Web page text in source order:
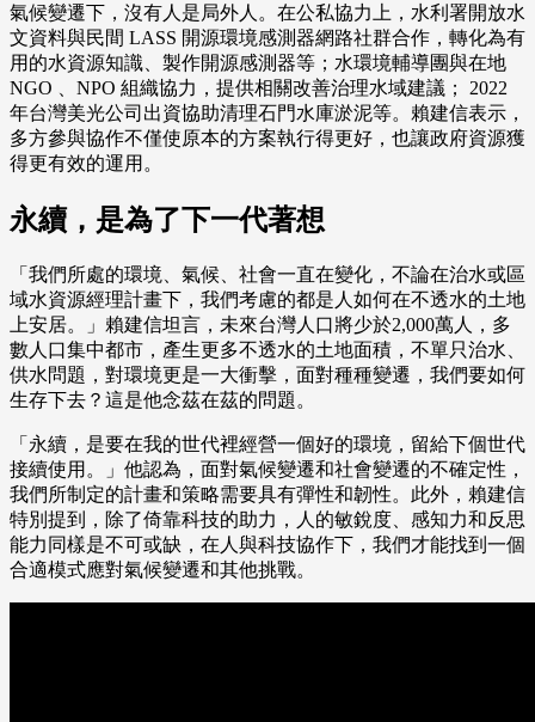
氣候變遷下，沒有人是局外人。在公私協力上，水利署開放水
文資料與民間 LASS 開源環境感測器網路社群合作，轉化為有
用的水資源知識、製作開源感測器等；水環境輔導團與在地
NGO 、NPO 組織協力，提供相關改善治理水域建議； 2022
年台灣美光公司出資協助清理石門水庫淤泥等。賴建信表示，
多方參與協作不僅使原本的方案執行得更好，也讓政府資源獲
得更有效的運用。
永續，是為了下一代著想
「我們所處的環境、氣候、社會一直在變化，不論在治水或區
域水資源經理計畫下，我們考慮的都是人如何在不透水的土地
上安居。」賴建信坦言，未來台灣人口將少於2,000萬人，多
數人口集中都市，產生更多不透水的土地面積，不單只治水、
供水問題，對環境更是一大衝擊，面對種種變遷，我們要如何
生存下去？這是他念茲在茲的問題。
「永續，是要在我的世代裡經營一個好的環境，留給下個世代
接續使用。」他認為，面對氣候變遷和社會變遷的不確定性，
我們所制定的計畫和策略需要具有彈性和韌性。此外，賴建信
特別提到，除了倚靠科技的助力，人的敏銳度、感知力和反思
能力同樣是不可或缺，在人與科技協作下，我們才能找到一個
合適模式應對氣候變遷和其他挑戰。